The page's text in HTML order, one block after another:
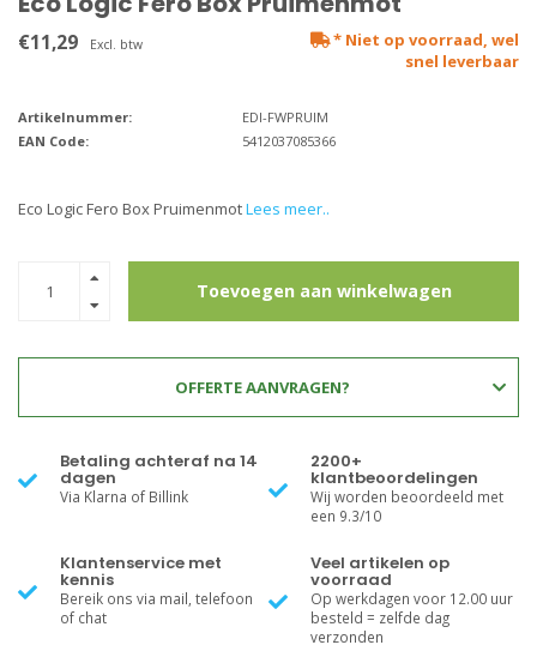
€11,29 Excl. btw
* Niet op voorraad, wel
snel leverbaar
Artikelnummer:
EDI-FWPRUIM
EAN Code:
5412037085366
Eco Logic Fero Box PruimenmotLees meer..
Toevoegen aan winkelwagen
OFFERTE AANVRAGEN?
Betaling achteraf na 14
dagen
Via Klarna of Billink
2200+
klantbeoordelingen
Wij worden beoordeeld met
een 9.3/10
Klantenservice met
kennis
Bereik ons via mail, telefoon
of chat
Veel artikelen op
voorraad
Op werkdagen voor 12.00 uur
besteld = zelfde dag
verzonden